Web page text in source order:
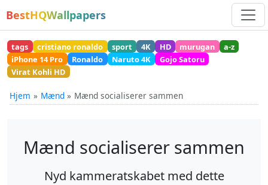
BestHQWallpapers
tags cristiano ronaldo sport 4K HD murugan
a-z
iPhone 14 Pro
Ronaldo Naruto 4K
Gojo Satoru
Virat Kohli HD
Hjem Mænd Mænd socialiserer sammen
Mænd socialiserer sammen
Nyd kammeratskabet med dette